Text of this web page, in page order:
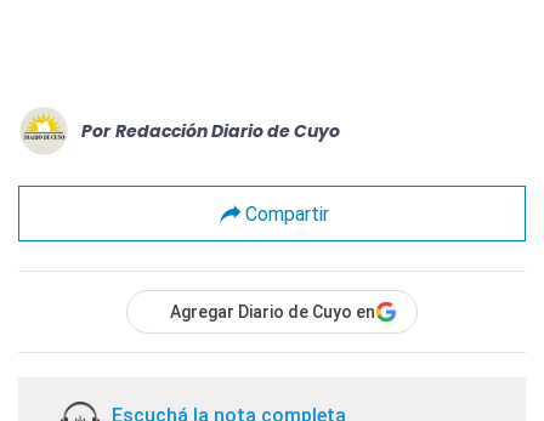
Por Redacción Diario de Cuyo
Compartir
Agregar Diario de Cuyo en
Escuchá la nota completa